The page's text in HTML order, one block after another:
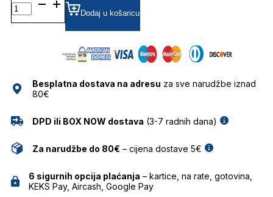
OKVIRI
BULGET
Dodaj u košaricu
Besplatna dostava na adresu za sve narudžbe iznad
80€
DPD ili BOX NOW dostava (3-7 radnih dana)
Za narudžbe do 80€ – cijena dostave 5€
6 sigurnih opcija plaćanja – kartice, na rate, gotovina,
KEKS Pay, Aircash, Google Pay